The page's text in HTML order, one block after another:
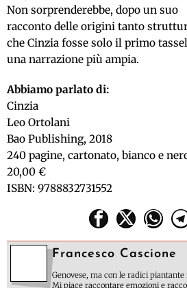
Non sorprenderebbe, dopo un suo
racconto delle origini tanto
che Cinzia fosse solo il primo
una narrazione più ampia.
Abbiamo parlato di:
Cinzia
Leo Ortolani
Bao Publishing, 2018
240 pagine, cartonato, bianco e
20,00 €
ISBN: 9788832731552
Francesco Cascione
Genovese, ma con le radici piantante
Mi piace raccontare emozioni e